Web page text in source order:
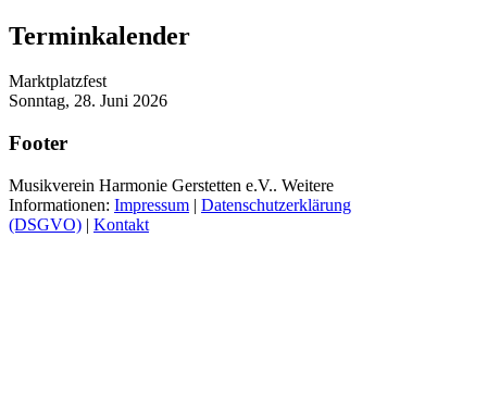
Terminkalender
Marktplatzfest
Sonntag, 28. Juni 2026
Footer
Musikverein Harmonie Gerstetten e.V.. Weitere
Informationen: Impressum | Datenschutzerklärung
(DSGVO) | Kontakt